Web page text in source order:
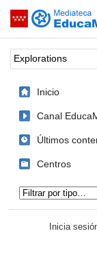
Saltar navegación
Palabra o frase:
Inicio
Canal
Últimos
Centros
Inicia